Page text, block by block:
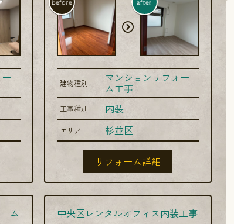
before after
建物種別 マンションリフォー
ム工事
工事種別 内装
エリア 杉並区
リフォーム詳細
ム 中央区レンタルオフィス内装工事